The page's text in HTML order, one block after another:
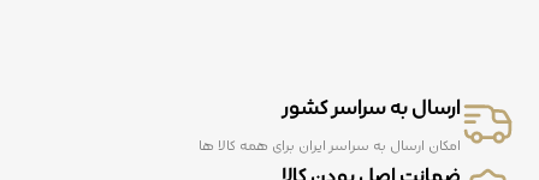
ارسال به سراسر کشور
امکان ارسال به سراسر ایران برای همه کالا ها